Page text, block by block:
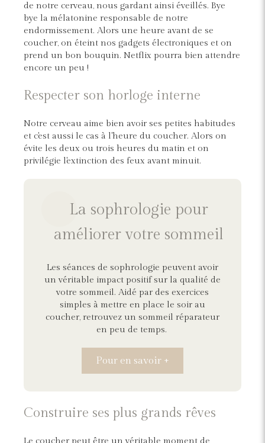
de notre cerveau, nous gardant ainsi éveillés. Bye
bye la mélatonine responsable de notre
endormissement. Alors une heure avant de se
coucher, on éteint nos gadgets électroniques et on
prend un bon bouquin. Netflix pourra bien attendre
encore un peu !
Respecter son horloge interne
Notre cerveau aime bien avoir ses petites habitudes
et c'est aussi le cas à l'heure du coucher. Alors on
évite les deux ou trois heures du matin et on
privilégie l'extinction des feux avant minuit.
La sophrologie pour
améliorer votre sommeil
Les séances de sophrologie peuvent avoir
un véritable impact positif sur la qualité de
votre sommeil. Aidé par des exercices
simples à mettre en place le soir au
coucher, retrouvez un sommeil réparateur
en peu de temps.
Pour en savoir +
Construire ses plus grands rêves